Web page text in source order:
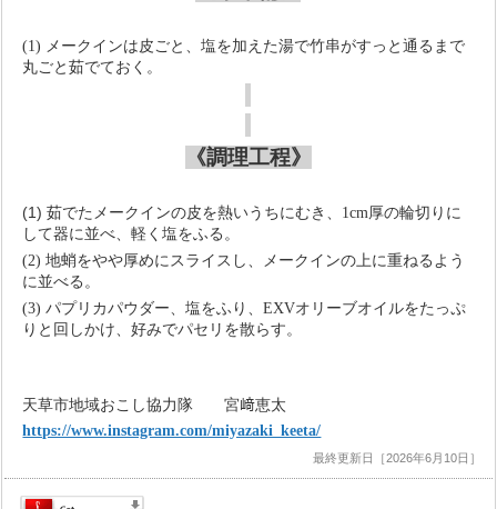
(1) メークインは皮ごと、塩を加えた湯で竹串がすっと通るまで
丸ごと茹でておく。
《調理工程》
(1) 茹でたメークインの皮を熱いうちにむき、 1cm厚の輪切りに
して器に並べ、軽く塩をふる。
(2) 地蛸をやや厚めにスライスし、メークインの上に重ねるよう
に並べる。
(3) パプリカパウダー、塩をふり、EXVオリーブオイルをたっぷ
りと回しかけ、好みでパセリを散らす。
天草市地域おこし協力隊 宮﨑恵太
https://www.instagram.com/miyazaki_keeta/
最終更新日［2026年6月10日］